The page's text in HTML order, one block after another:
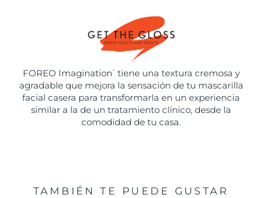
FOREO Imagination ™
tiene una textura cremosa y
agradable que mejora la sensación de tu mascarilla
facial casera para transformarla en un experiencia
similar a la de un tratamiento clínico, desde la
comodidad de tu casa.
TAMBIÉN TE PUEDE GUSTAR